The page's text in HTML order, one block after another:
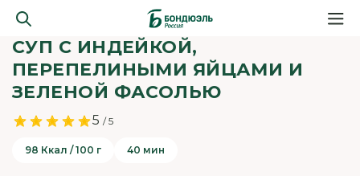
СУП С ИНДЕЙКОЙ,
ПЕРЕПЕЛИНЫМИ ЯЙЦАМИ И
ЗЕЛЕНОЙ ФАСОЛЬЮ
5 / 5
98 Ккал / 100 г 40 мин